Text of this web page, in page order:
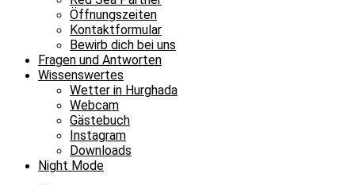
Öffnungszeiten
Kontaktformular
Bewirb dich bei uns
Fragen und Antworten
Wissenswertes
Wetter in Hurghada
Webcam
Gästebuch
Instagram
Downloads
Night Mode